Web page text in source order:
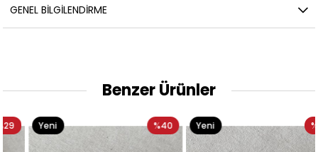
GENEL BILGILENDIRME
Benzer Ürünler
%40
Yeni
Ürün
%40
Yeni
Ürün